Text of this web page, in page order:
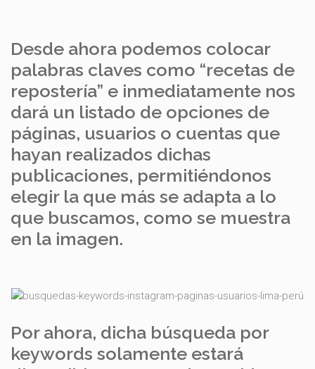
Desde ahora podemos colocar
palabras claves como “recetas de
repostería” e inmediatamente nos
dará un listado de opciones de
páginas, usuarios o cuentas que
hayan realizados dichas
publicaciones, permitiéndonos
elegir la que más se adapta a lo
que buscamos, como se muestra
en la imagen.
Por ahora, dicha búsqueda por
keywords solamente estará